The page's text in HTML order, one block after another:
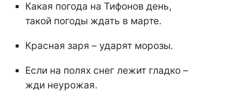
Какая погода на Тифонов день,
такой погоды ждать в марте.
Красная заря – ударят морозы.
Если на полях снег лежит гладко –
жди неурожая.